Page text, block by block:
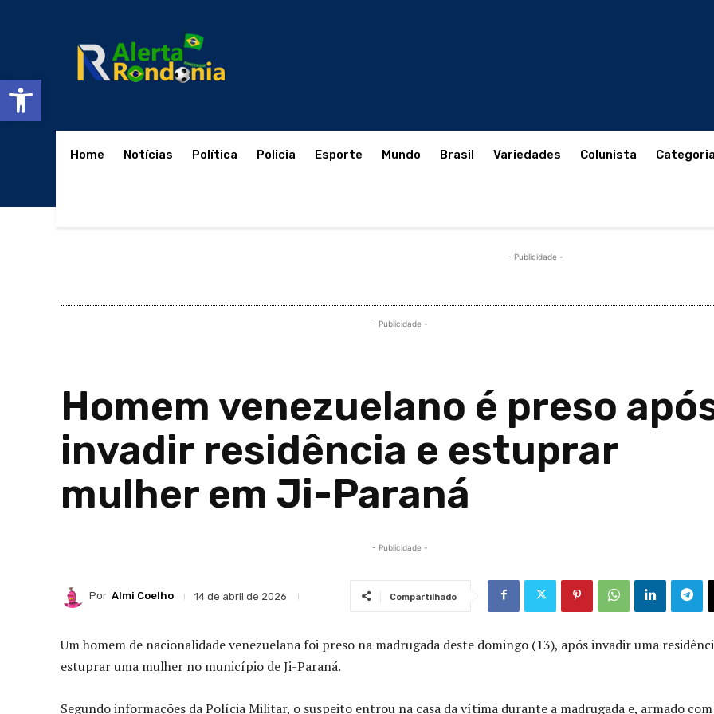
Abrir a barra de ferramentas
Home Notícias Política Policia Esporte Mundo Brasil Variedades Colunista
- Publicidade -
- Publicidade -
Homem venezuelano é preso
invadir residência e estuprar
mulher em Ji-Paraná
- Publicidade -
Por Almi Coelho 14 de abril de 2026 Compartilhado
Um homem de nacionalidade venezuelana foi preso na madrugada deste domingo (13), após invadir uma
estuprar uma mulher no município de Ji-Paraná.
Segundo informações da Polícia Militar, o suspeito entrou na casa da vítima durante a madrugada e, armado com